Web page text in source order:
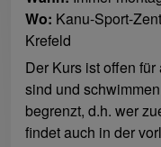
Wo: Kanu-Sport-
Krefeld
Der Kurs ist offen
sind und
begrenzt, d.h. wer
findet auch in der